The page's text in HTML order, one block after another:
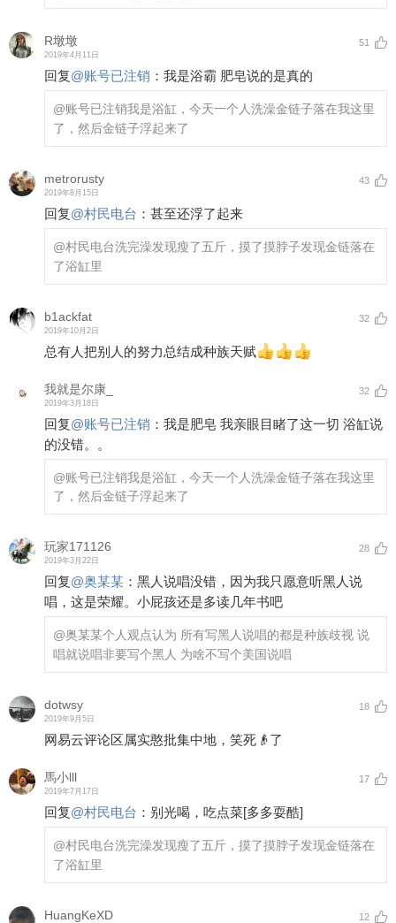
R墩墩
2019年4月11日
51
回复@账号已注销 ： 我是浴霸 肥皂说的是真的
@账号已注销我是浴缸，今天一个人洗澡金链子落在我这里
了，然后金链子浮起来了
metrorusty
2019年8月15日
43
回复@村民电台 ： 甚至还浮了起来
@村民电台洗完澡发现瘦了五斤，摸了摸脖子发现金链落在
了浴缸里
b1ackfat
2019年10月2日
32
总有人把别人的努力总结成种族天赋
我就是尔康_
2019年3月18日
32
回复@账号已注销 ： 我是肥皂 我亲眼目睹了这一切 浴缸说
的没错。。
@账号已注销我是浴缸，今天一个人洗澡金链子落在我这里
了，然后金链子浮起来了
玩家171126
2019年3月22日
28
回复@奥某某 ： 黑人说唱没错，因为我只愿意听黑人说
唱，这是荣耀。小屁孩还是多读几年书吧
@奥某某个人观点认为 所有写黑人说唱的都是种族歧视 说
唱就说唱非要写个黑人 为啥不写个美国说唱
dotwsy
2019年9月5日
18
网易云评论区属实憨批集中地，笑死👴了
馬小lll
2019年7月17日
17
回复@村民电台 ： 别光喝，吃点菜[多多耍酷]
@村民电台洗完澡发现瘦了五斤，摸了摸脖子发现金链落在
了浴缸里
HuangKeXD 12